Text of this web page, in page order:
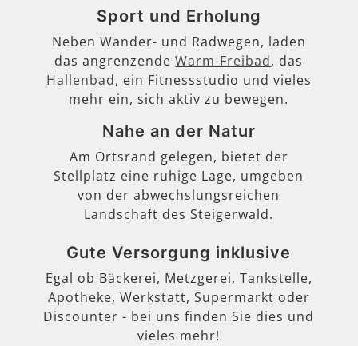
Sport und Erholung
Neben Wander- und Radwegen, laden
das angrenzendeWarm-Freibad, das
Hallenbad, ein Fitnessstudio und vieles
mehr ein, sich aktiv zu bewegen.
Nahe an der Natur
Am Ortsrand gelegen, bietet der
Stellplatz eine ruhige Lage, umgeben
von der abwechslungsreichen
Landschaft des Steigerwald.
Gute Versorgung inklusive
Egal ob Bäckerei, Metzgerei, Tankstelle,
Apotheke, Werkstatt, Supermarkt oder
Discounter - bei uns finden Sie dies und
vieles mehr!